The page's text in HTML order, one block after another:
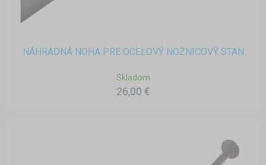
NÁHRADNÁ NOHA PRE OCEĽOVÝ NOŽNICOVÝ STAN
Skladom
26,00 €